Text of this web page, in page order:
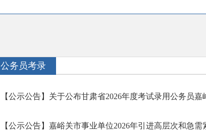
公务员考录
【公示公告】关于公布甘肃省2026年度考试录用公务员
【公示公告】嘉峪关市事业单位2026年引进高层次和急